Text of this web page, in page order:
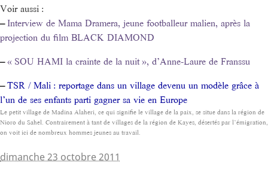
Voir aussi :
–Interview de Mama Dramera, jeune footballeur malien, après la
projection du film BLACK DIAMOND
–« SOU HAMI la crainte de la nuit », d’Anne-Laure de Franssu
–TSR / Mali : reportage dans un village devenu un modèle grâce à
l’un de ses enfants parti gagner sa vie en Europe
Le petit village de Madina Alaheri, ce qui signifie le village de la paix, se situe dans la région de
Nioro du Sahel. Contrairement à tant de villages de la région de Kayes, désertés par l’émigration,
on voit ici de nombreux hommes jeunes au travail.
dimanche 23 octobre 2011